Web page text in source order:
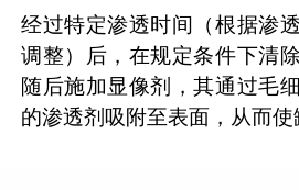
经过特定渗透时间（根据渗
调整）后，在规定条件下清
随后施加显像剂，其通过毛
的渗透剂吸附至表面，从而使